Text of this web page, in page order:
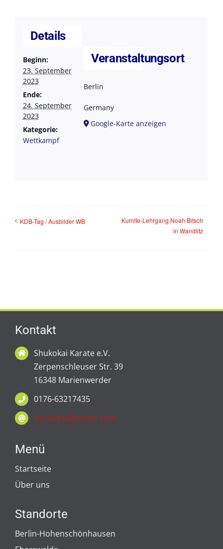
Details
Beginn:
23. September
2023
Ende:
24. September
2023
Kategorie:
Wettkampf
Veranstaltungsort
Berlin
Germany
Google-Karte anzeigen
KDB-Tag / Ausbilder WB
Kumite-Lehrgang Noah Bitsch
in Wandlitz
Kontakt
Shukokai Karate e.V.
Zerpenschleuser Str. 39
16348 Marienwerder
0176-63217435
shukokai@yahoo.com
Menü
Startseite
Über uns
Standorte
Berlin-Hohenschönhausen